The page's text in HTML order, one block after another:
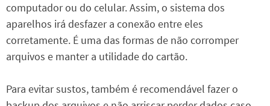
computador ou do celular. Assim, o sistema dos
aparelhos irá desfazer a conexão entre eles
corretamente. É uma das formas de não corromper
arquivos e manter a utilidade do cartão.
Para evitar sustos, também é recomendável fazer o